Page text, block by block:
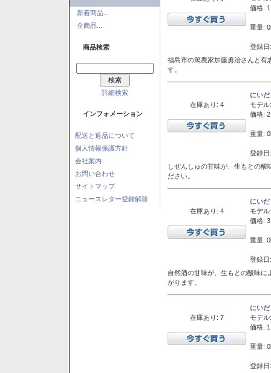
新着商品...
全商品...
商品検索
詳細検索
インフォメーション
配送と返品について
個人情報保護方針
会社案内
お問い合わせ
サイトマップ
ニュースレター登録解除
価格:
重量:
登録
福島市の篤農家加藤勇治さんと有
す。
在庫あり: 4
にい
モデル:
価格:
重量:
登録
しぜんしゅの甘味が、生もとの
ださい。
在庫あり: 4
にい
モデル:
価格:
重量:
登録
自然酒の甘味が、生もとの酸味
がります。
在庫あり: 7
にい
モデル:
価格:
重量:
登録